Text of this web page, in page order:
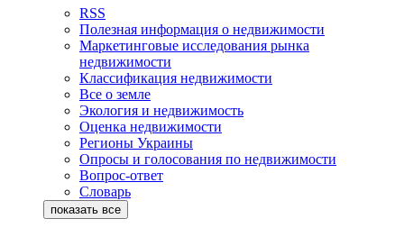
RSS
Полезная информация о недвижимости
Маркетинговые исследования рынка
недвижимости
Классификация недвижимости
Все о земле
Экология и недвижимость
Оценка недвижимости
Регионы Украины
Опросы и голосования по недвижимости
Вопрос-ответ
Словарь